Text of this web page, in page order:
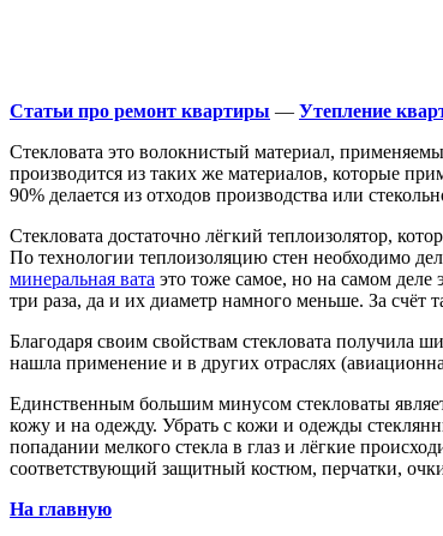
Статьи про ремонт квартиры — Утепление
Стекловата это волокнистый материал,
производится из таких же материалов, которые
90% делается из отходов производства или
Стекловата достаточно лёгкий теплоизолятор,
По технологии теплоизоляцию стен необходимо
минеральная вата это тоже самое, но на самом
три раза, да и их диаметр намного меньше. За счёт
Благодаря своим свойствам стекловата получила
нашла применение и в других отраслях
Единственным большим минусом стекловаты
кожу и на одежду. Убрать с кожи и одежды
попадании мелкого стекла в глаз и лёгкие
соответствующий защитный костюм, перчатки,
На главную